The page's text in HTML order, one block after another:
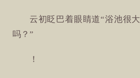
云初眨巴着眼睛道“浴池很
吗？”
！